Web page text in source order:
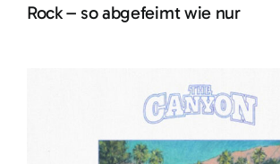
Rock – so abgefeimt wie nur